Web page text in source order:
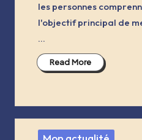
les personnes
l'objectif principal de
…
Read More
Posted